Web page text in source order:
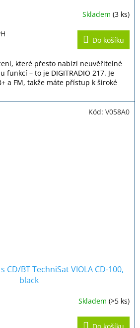
Skladem(3 ks)
Do košíku
které přesto nabízí neuvěřitelné
funkcí – to je DIGITRADIO 217. Je
a FM, takže máte přístup k široké
CD/BT TechniSat VIOLA CD-100,
black
Skladem(>5 ks)
Kód: V058A0